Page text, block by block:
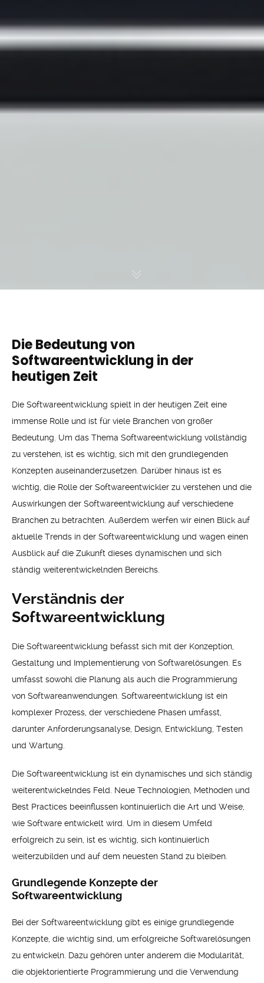
Die Bedeutung von
Softwareentwicklung in der
heutigen Zeit
Die Softwareentwicklung spielt in der heutigen Zeit eine
immense Rolle und ist für viele Branchen von großer
Bedeutung. Um das Thema Softwareentwicklung vollständig
zu verstehen, ist es wichtig, sich mit den grundlegenden
Konzepten auseinanderzusetzen. Darüber hinaus ist es
wichtig, die Rolle der Softwareentwickler zu verstehen und die
Auswirkungen der Softwareentwicklung auf verschiedene
Branchen zu betrachten. Außerdem werfen wir einen Blick auf
aktuelle Trends in der Softwareentwicklung und wagen einen
Ausblick auf die Zukunft dieses dynamischen und sich
ständig weiterentwickelnden Bereichs.
Verständnis der
Softwareentwicklung
Die Softwareentwicklung befasst sich mit der Konzeption,
Gestaltung und Implementierung von Softwarelösungen. Es
umfasst sowohl die Planung als auch die Programmierung
von Softwareanwendungen. Softwareentwicklung ist ein
komplexer Prozess, der verschiedene Phasen umfasst,
darunter Anforderungsanalyse, Design, Entwicklung, Testen
und Wartung.
Die Softwareentwicklung ist ein dynamisches und sich ständig
weiterentwickelndes Feld. Neue Technologien, Methoden und
Best Practices beeinflussen kontinuierlich die Art und Weise,
wie Software entwickelt wird. Um in diesem Umfeld
erfolgreich zu sein, ist es wichtig, sich kontinuierlich
weiterzubilden und auf dem neuesten Stand zu bleiben.
Grundlegende Konzepte der
Softwareentwicklung
Bei der Softwareentwicklung gibt es einige grundlegende
Konzepte, die wichtig sind, um erfolgreiche Softwarelösungen
zu entwickeln. Dazu gehören unter anderem die Modularität,
die objektorientierte Programmierung und die Verwendung